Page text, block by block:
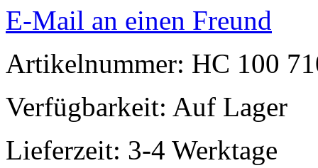
E-Mail an einen Freund
Artikelnummer: HC 100
Verfügbarkeit: Auf Lager
Lieferzeit: 3-4 Werktage